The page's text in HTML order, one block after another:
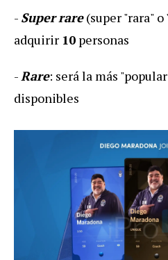
- Superrare(super "rara" o
adquirir 10 personas
-Rare: será la más
disponibles